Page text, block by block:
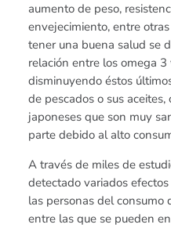
aumento de peso,
envejecimiento, entre
tener una buena salud se
relación entre los omega
disminuyendo éstos
de pescados o sus
japoneses que son muy
parte debido al alto
A través de miles de
detectado variados
las personas del
entre las que se pueden